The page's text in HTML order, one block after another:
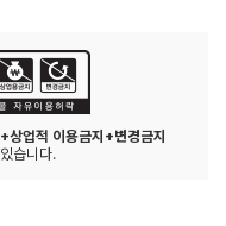
상업적 이용금지+변경금지
습니다.